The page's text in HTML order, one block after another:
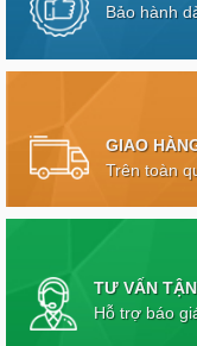
Bảo hành
GIAO
Trên toàn
TƯ VẤN
Hỗ trợ báo